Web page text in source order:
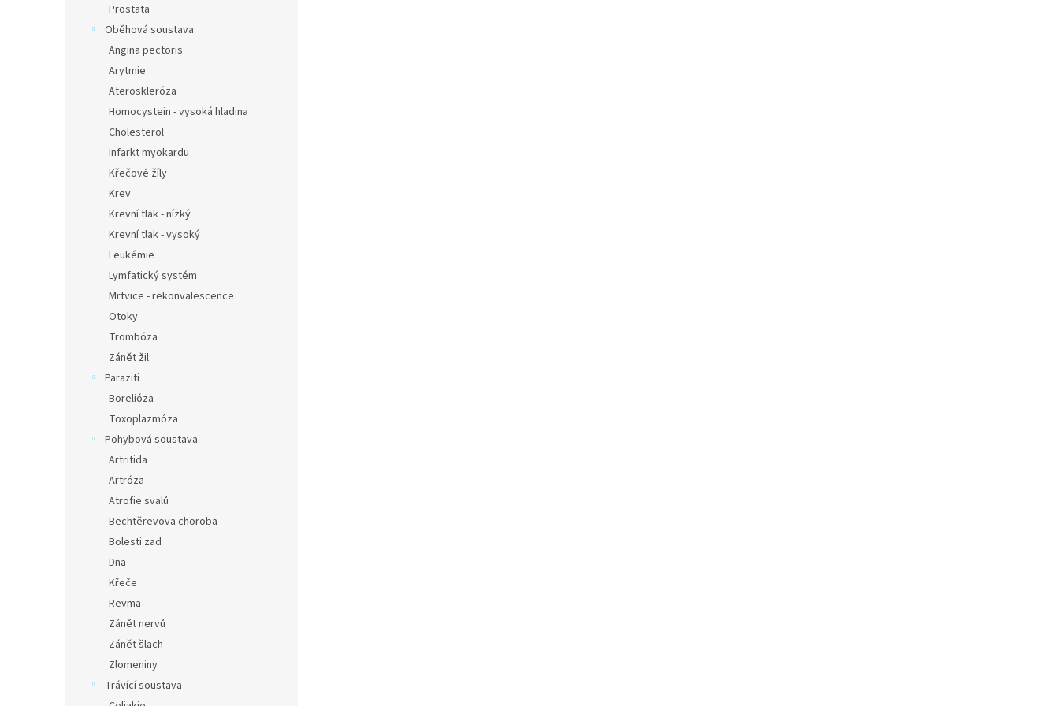
Prostata
Oběhová soustava
Angina pectoris
Arytmie
Ateroskleróza
Homocystein - vysoká hladina
Cholesterol
Infarkt myokardu
Křečové žíly
Krev
Krevní tlak - nízký
Krevní tlak - vysoký
Leukémie
Lymfatický systém
Mrtvice - rekonvalescence
Otoky
Trombóza
Zánět žil
Paraziti
Borelióza
Toxoplazmóza
Pohybová soustava
Artritida
Artróza
Atrofie svalů
Bechtěrevova choroba
Bolesti zad
Dna
Křeče
Revma
Zánět nervů
Zánět šlach
Zlomeniny
Trávící soustava